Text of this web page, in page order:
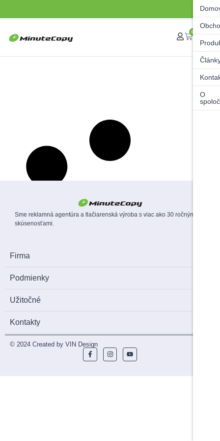
0
O
Sme reklamná agentúra a tlačiarenská výroba s viac ako 30 ročnými
skúsenosťami.
Firma
Podmienky
Užitočné
Kontakty
© 2024 Created by VIN Design